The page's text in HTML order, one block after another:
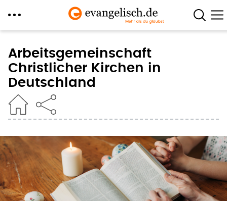
zum
Inhalt
Arbeitsgemeinschaft
Christlicher Kirchen in
Deutschland